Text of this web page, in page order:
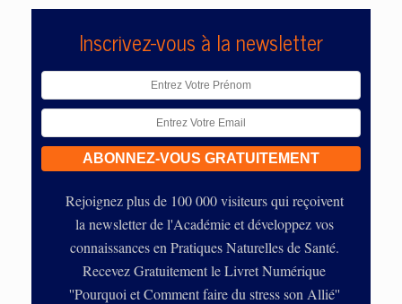
Inscrivez-vous à la newsletter
Rejoignez plus de 100 000 visiteurs qui reçoivent
la newsletter de l'Académie et développez vos
connaissances en Pratiques Naturelles de Santé.
Recevez Gratuitement le Livret Numérique
''Pourquoi et Comment faire du stress son Allié''